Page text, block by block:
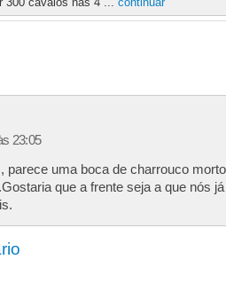
23:05
parece uma boca de charrouco
que a frente seja a que nós